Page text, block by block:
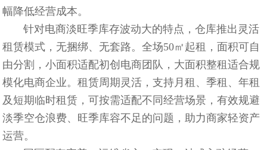
幅降低经营成本。
针对电商淡旺季库存波动大的特点，仓库推出灵活
租赁模式，无捆绑、无套路。全场50㎡起租，面积可自
由分割，小面积适配初创电商团队，大面积整租适合规
模化电商企业。租赁周期灵活，支持月租、季租、年租
及短期临时租赁，可按需适配不同经营场景，有效规避
淡季空仓浪费、旺季库容不足的问题，助力商家轻资产
运营。